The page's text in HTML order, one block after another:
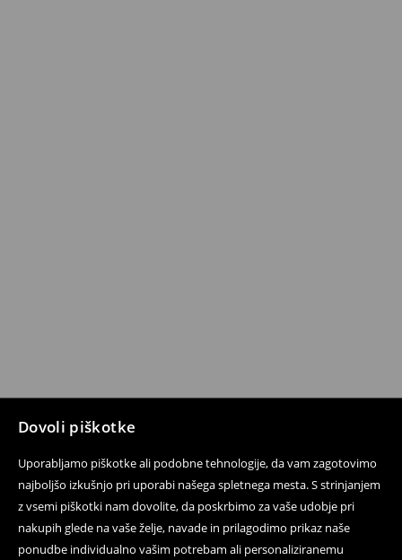
Dovoli piškotke
Uporabljamo piškotke ali podobne tehnologije, da vam zagotovimo
najboljšo izkušnjo pri uporabi našega spletnega mesta. S strinjanjem
z vsemi piškotki nam dovolite, da poskrbimo za vaše udobje pri
nakupih glede na vaše želje, navade in prilagodimo prikaz naše
ponudbe individualno vašim potrebam ali personaliziranemu